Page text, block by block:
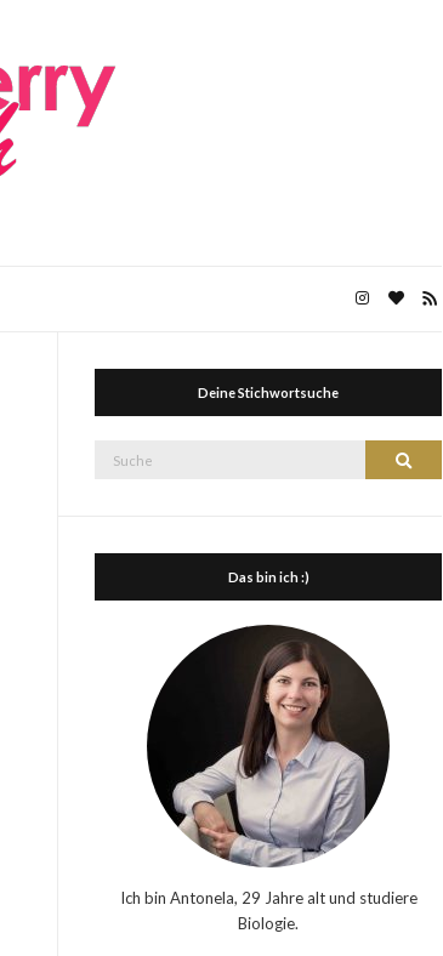
Deine Stichwortsuche
Suche
Das bin ich :)
Ich bin Antonela, 29 Jahre alt und studiere
Biologie.